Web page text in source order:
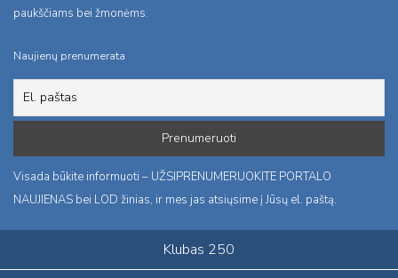
paukščiams bei žmonėms.
Naujienų prenumerata
Visada būkite informuoti – UŽSIPRENUMERUOKITE PORTALO
NAUJIENAS bei LOD žinias, ir mes jas atsiųsime į Jūsų el. paštą.
Klubas 250